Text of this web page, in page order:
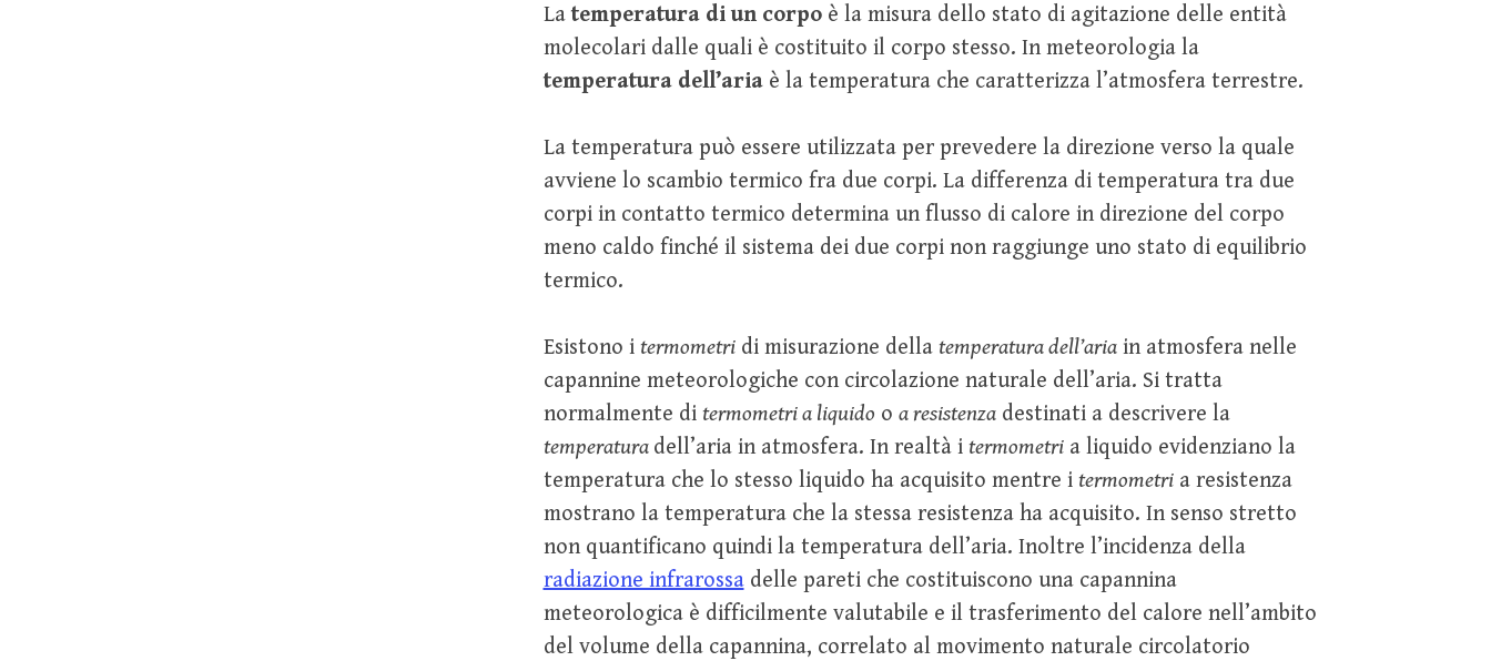
Latemperatura di un corpoè la misura dello stato di agitazione delle entità
molecolari dalle quali è costituito il corpo stesso. In meteorologia la
temperatura dell’aria è la temperatura che caratterizza l’atmosfera terrestre.
La temperatura può essere utilizzata per prevedere la direzione verso la quale
avviene lo scambio termico fra due corpi. La differenza di temperatura tra due
corpi in contatto termico determina un flusso di calore in direzione del corpo
meno caldo finché il sistema dei due corpi non raggiunge uno stato di equilibrio
termico.
Esistono i termometridi misurazione della temperatura dell’ariain atmosfera nelle
capannine meteorologiche con circolazione naturale dell’aria. Si tratta
normalmente di termometri a liquido o a resistenzadestinati a descrivere la
temperatura dell’aria in atmosfera. In realtà i termometria liquido evidenziano la
temperatura che lo stesso liquido ha acquisito mentre i termometria resistenza
mostrano la temperatura che la stessa resistenza ha acquisito. In senso stretto
non quantificano quindi la temperatura dell’aria. Inoltre l’incidenza della
radiazione infrarossadelle pareti che costituiscono una capannina
meteorologica è difficilmente valutabile e il trasferimento del calore nell’ambito
del volume della capannina, correlato al movimento naturale circolatorio